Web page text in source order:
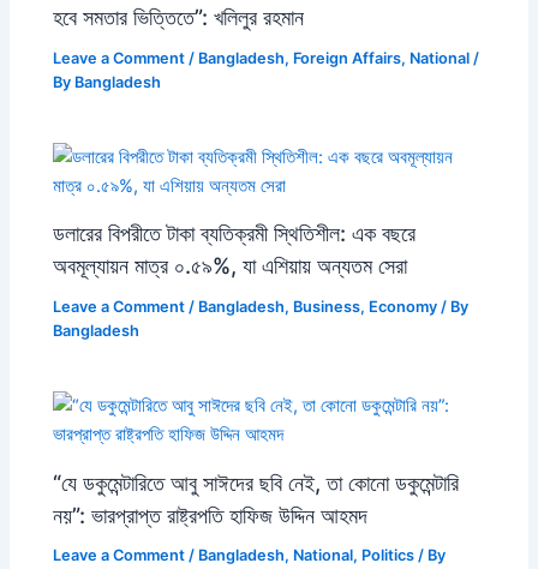
হবে সমতার ভিত্তিতে”: খলিলুর রহমান
Leave a Comment / Bangladesh, Foreign Affairs, National /
By Bangladesh
ডলারের বিপরীতে টাকা ব্যতিক্রমী স্থিতিশীল: এক বছরে
অবমূল্যায়ন মাত্র ০.৫৯%, যা এশিয়ায় অন্যতম সেরা
Leave a Comment / Bangladesh, Business, Economy / By
Bangladesh
“যে ডকুমেন্টারিতে আবু সাঈদের ছবি নেই, তা কোনো ডকুমেন্টারি
নয়”: ভারপ্রাপ্ত রাষ্ট্রপতি হাফিজ উদ্দিন আহমদ
Leave a Comment / Bangladesh, National, Politics / By